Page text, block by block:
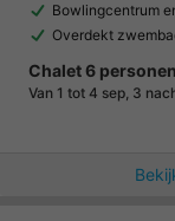
Bowlingcentrum
Overdekt
Chalet 6 personen
Van 1 tot 4 sep, 3